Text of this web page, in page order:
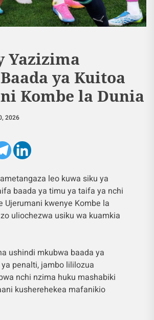
Yazizima
ya Kuitoa
Kombe la Dunia
2026
leo kuwa siku ya
baada ya timu ya taifa ya nchi
Ujerumani kwenye Kombe la
uliochezwa usiku wa kuamkia
ushindi mkubwa baada ya
penalti, jambo lililozua
nchi nzima huku mashabiki
kusherehekea mafanikio